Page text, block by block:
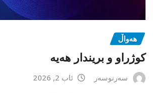
هەواڵ
كوژراو و بریندار هەیە
سەرنوسەر ئاب 2, 2026